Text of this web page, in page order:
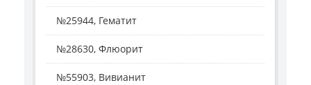
№25944, Гематит
№28630, Флюорит
№55903, Вивианит